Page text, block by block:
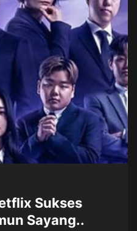
Sukses
Sayang..